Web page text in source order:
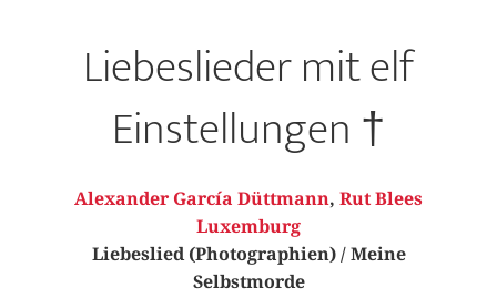
Liebeslieder mit elf
Einstellungen †
Alexander García Düttmann, Rut Blees
Luxemburg
Liebeslied (Photographien) / Meine
Selbstmorde